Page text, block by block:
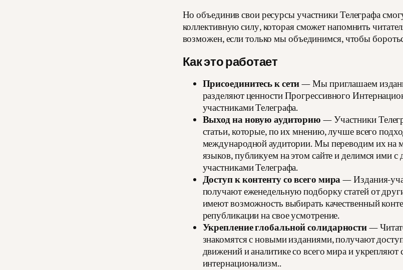
Но объединив свои ресурсы участники Телеграфа
коллективную силу, которая сможет напомнить
возможен, если только мы объединимся, чтобы
Как это работает
Присоединитесь к сети— Мы приглашаем
разделяют ценности Прогрессивного
участниками Телеграфа.
Выход на новую аудиторию — Участники
статьи, которые, по их мнению, лучше всего
международной аудитории. Мы переводим их на
языков, публикуем на этом сайте и делимся ими с
участниками Телеграфа.
Доступ к контенту со всего мира— Издания-
получают еженедельную подборку статей от
имеют возможность выбирать качественный
републикации на свое усмотрение.
Укрепление глобальной солидарности—
знакомятся с новыми изданиями, получают
движений и аналитике со всего мира и укрепляют
интернационализм..